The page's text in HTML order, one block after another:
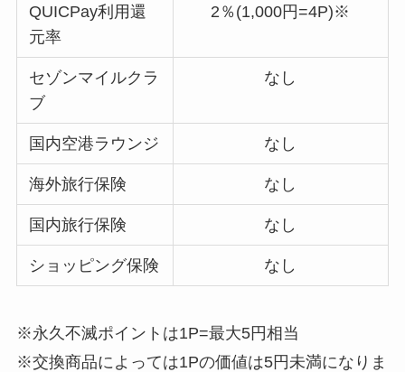
QUICPay利用還
元率
2％(1,000円=4P)※
セゾンマイルクラ
ブ
なし
国内空港ラウンジ なし
海外旅行保険 なし
国内旅行保険 なし
ショッピング保険 なし
※永久不滅ポイントは1P=最大5円相当
※交換商品によっては1Pの価値は5円未満になりま